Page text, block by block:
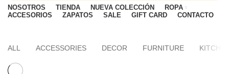
NOSOTROS TIENDA NUEVA COLECCIÓN
ROPA
ACCESORIOS
ZAPATOS SALE GIFT CARD CONTACTO
ALL ACCESSORIES DECOR FURNITURE